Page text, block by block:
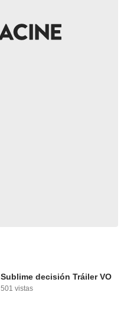
Sublime decisión Tráiler VO
501 vistas